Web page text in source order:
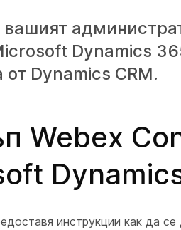
вашият
Dynamics
Dynamics CRM.
Webex
инструкции как да